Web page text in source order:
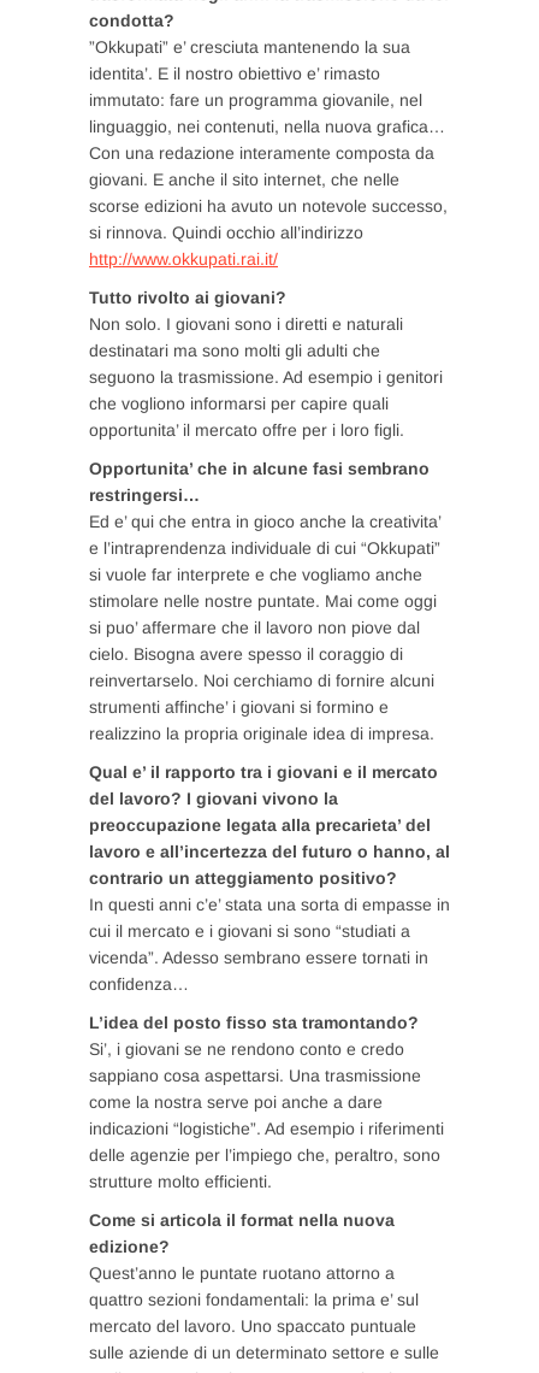
condotta?
”Okkupati” e’ cresciuta mantenendo la sua
identita’. E il nostro obiettivo e’ rimasto
immutato: fare un programma giovanile, nel
linguaggio, nei contenuti, nella nuova grafica…
Con una redazione interamente composta da
giovani. E anche il sito internet, che nelle
scorse edizioni ha avuto un notevole successo,
si rinnova. Quindi occhio all’indirizzo
http://www.okkupati.rai.it/
Tutto rivolto ai giovani?
Non solo. I giovani sono i diretti e naturali
destinatari ma sono molti gli adulti che
seguono la trasmissione. Ad esempio i genitori
che vogliono informarsi per capire quali
opportunita’ il mercato offre per i loro figli.
Opportunita’ che in alcune fasi sembrano
restringersi…
Ed e’ qui che entra in gioco anche la creativita’
e l’intraprendenza individuale di cui “Okkupati”
si vuole far interprete e che vogliamo anche
stimolare nelle nostre puntate. Mai come oggi
si puo’ affermare che il lavoro non piove dal
cielo. Bisogna avere spesso il coraggio di
reinvertarselo. Noi cerchiamo di fornire alcuni
strumenti affinche’ i giovani si formino e
realizzino la propria originale idea di impresa.
Qual e’ il rapporto tra i giovani e il mercato
del lavoro? I giovani vivono la
preoccupazione legata alla precarieta’ del
lavoro e all’incertezza del futuro o hanno, al
contrario un atteggiamento positivo?
In questi anni c’e’ stata una sorta di empasse in
cui il mercato e i giovani si sono “studiati a
vicenda”. Adesso sembrano essere tornati in
confidenza…
L’idea del posto fisso sta tramontando?
Si’, i giovani se ne rendono conto e credo
sappiano cosa aspettarsi. Una trasmissione
come la nostra serve poi anche a dare
indicazioni “logistiche”. Ad esempio i riferimenti
delle agenzie per l’impiego che, peraltro, sono
strutture molto efficienti.
Come si articola il format nella nuova
edizione?
Quest’anno le puntate ruotano attorno a
quattro sezioni fondamentali: la prima e’ sul
mercato del lavoro. Uno spaccato puntuale
sulle aziende di un determinato settore e sulle